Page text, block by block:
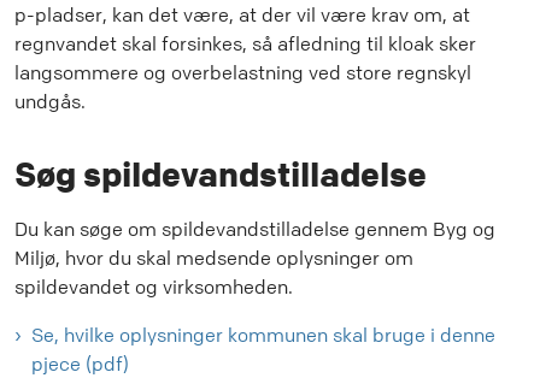
p-pladser, kan det være, at der vil være krav om, at
regnvandet skal forsinkes, så afledning til kloak sker
langsommere og overbelastning ved store regnskyl
undgås.
Søg spildevandstilladelse
Du kan søge om spildevandstilladelse gennem Byg og
Miljø, hvor du skal medsende oplysninger om
spildevandet og virksomheden.
Se, hvilke oplysninger kommunen skal bruge i denne
pjece (pdf)